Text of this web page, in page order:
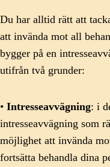
Du har alltid rätt att
att invända mot all
bygger på en
utifrån två grunder:
• Intresseavvägning: i
intresseavvägning som
möjlighet att invända
fortsätta behandla dina